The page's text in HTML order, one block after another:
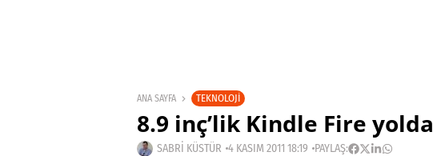
ANA SAYFA TEKNOLOJI
8.9 inç’lik Kindle Fire yolda
SABRI KÜSTÜR 4 KASIM 2011 18:19 PAYLAŞ: